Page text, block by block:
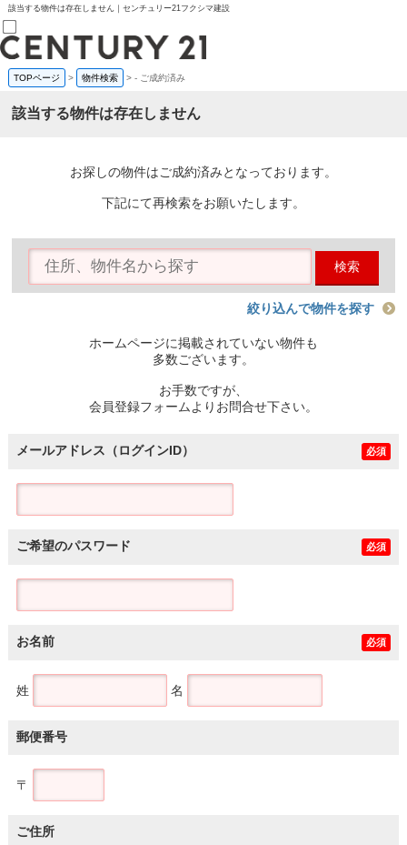
該当する物件は存在しません｜センチュリー21フクシマ建設
売買部
0120-800-844
賃貸部
会員メニュー
物件を探す
購入TOP
条件から探す
住宅ローン控除シミュレータ
TOPページ > 物件検索 >- ご成約済み
該当する物件は存在しません
お探しの物件はご成約済みとなっております。
下記にて再検索をお願いたします。
検索
絞り込んで物件を探す
ホームページに掲載されていない物件も
多数ございます。
お手数ですが、
会員登録フォームよりお問合せ下さい。
メールアドレス（ログインID） 必須
ご希望のパスワード 必須
お名前 必須
姓 名
郵便番号
〒
ご住所